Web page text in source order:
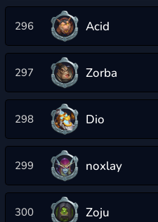
296 Acid
297 Zorba
298 Dio
299 noxlay
300 Zoju